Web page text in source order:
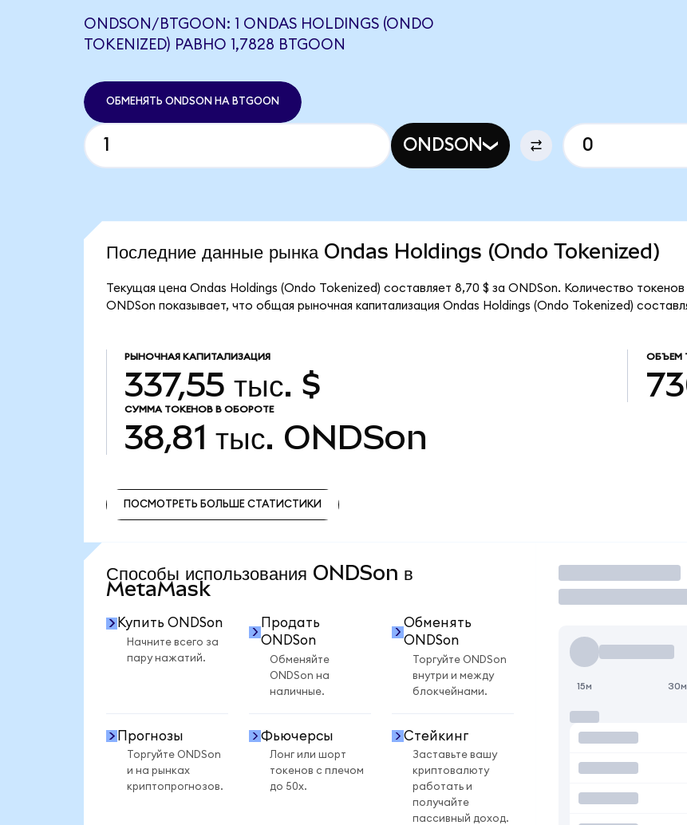
ONDSON/BTGOON: 1 ONDAS HOLDINGS (ONDO
TOKENIZED) РАВНО 1,7828 BTGOON
ОБМЕНЯТЬ ONDSON НА BTGOON
ONDSON
Последние данные рынка Ondas Holdings (Ondo Tokenized)
Текущая цена Ondas Holdings (Ondo Tokenized) составляет 8,70 $ за ONDSon. Количество
ONDSon показывает, что общая рыночная капитализация Ondas Holdings (Ondo Tokenized)
РЫНОЧНАЯ КАПИТАЛИЗАЦИЯ
337,55 тыс. $
ОБЪЕМ
СУММА ТОКЕНОВ В ОБОРОТЕ
38,81 тыс. ONDSon
ПОСМОТРЕТЬ БОЛЬШЕ СТАТИСТИКИ
Способы использования ONDSon в
MetaMask
Купить ONDSon
Начните всего за
пару нажатий.
Продать
ONDSon
Обменяйте
ONDSon на
наличные.
Обменять
ONDSon
Торгуйте ONDSon
внутри и между
блокчейнами.
Прогнозы
Торгуйте ONDSon
и на рынках
криптопрогнозов.
Фьючерсы
Лонг или шорт
токенов с плечом
до 50x.
Стейкинг
Заставьте вашу
криптовалюту
работать и
получайте
пассивный доход.
Торговать
15м 30м